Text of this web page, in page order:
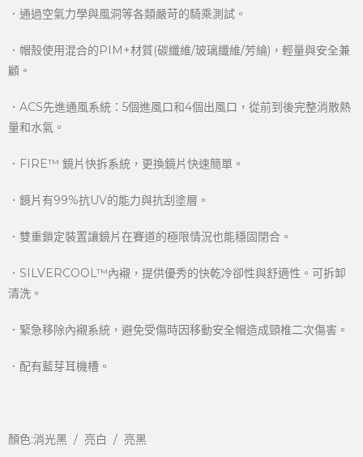
．通過空氣力學與風洞等各類嚴苛的騎乘測試。
．帽殼使用混合的PIM+材質(碳纖維/玻璃纖維/芳綸)，輕量與安全兼
顧。
．ACS先進通風系統：5個進風口和4個出風口，從前到後完整消散熱
量和水氣。
．FIRE™ 鏡片快拆系統，更換鏡片快速簡單。
．鏡片有99%抗UV的能力與抗刮塗層。
．雙重鎖定裝置讓鏡片在賽道的極限情況也能穩固閉合。
．SILVERCOOL™內襯，提供優秀的快乾冷卻性與舒適性。可拆卸
清洗。
．緊急移除內襯系統，避免受傷時因移動安全帽造成頸椎二次傷害。
．配有藍芽耳機槽。
顏色:消光黑 / 亮白 / 亮黑